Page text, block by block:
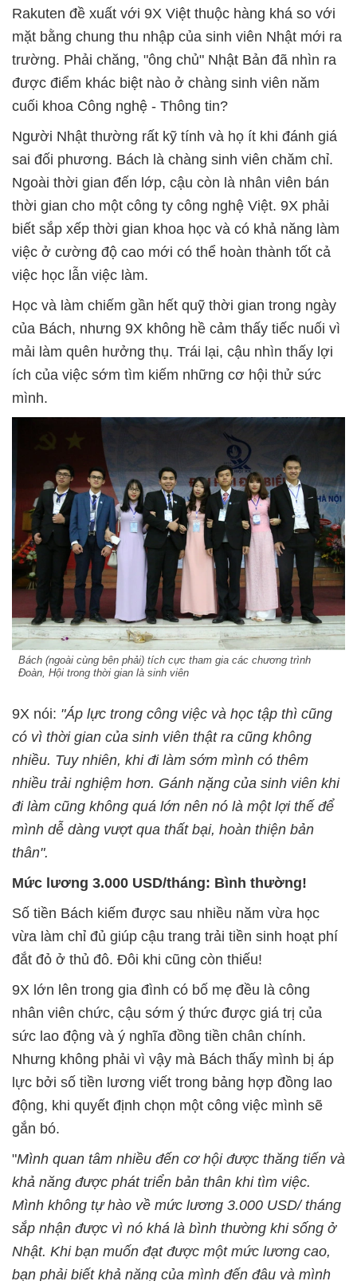
Rakuten đề xuất với 9X Việt thuộc hàng khá so với
mặt bằng chung thu nhập của sinh viên Nhật mới ra
trường. Phải chăng, "ông chủ" Nhật Bản đã nhìn ra
được điểm khác biệt nào ở chàng sinh viên năm
cuối khoa Công nghệ - Thông tin?
Người Nhật thường rất kỹ tính và họ ít khi đánh giá
sai đối phương. Bách là chàng sinh viên chăm chỉ.
Ngoài thời gian đến lớp, cậu còn là nhân viên bán
thời gian cho một công ty công nghệ Việt. 9X phải
biết sắp xếp thời gian khoa học và có khả năng làm
việc ở cường độ cao mới có thể hoàn thành tốt cả
việc học lẫn việc làm.
Học và làm chiếm gần hết quỹ thời gian trong ngày
của Bách, nhưng 9X không hề cảm thấy tiếc nuối vì
mải làm quên hưởng thụ. Trái lại, cậu nhìn thấy lợi
ích của việc sớm tìm kiếm những cơ hội thử sức
mình.
Bách (ngoài cùng bên phải) tích cực tham gia các chương trình
Đoàn, Hội trong thời gian là sinh viên
9X nói: "Áp lực trong công việc và học tập thì cũng
có vì thời gian của sinh viên thật ra cũng không
nhiều. Tuy nhiên, khi đi làm sớm mình có thêm
nhiều trải nghiệm hơn. Gánh nặng của sinh viên khi
đi làm cũng không quá lớn nên nó là một lợi thế để
mình dễ dàng vượt qua thất bại, hoàn thiện bản
thân".
Mức lương 3.000 USD/tháng: Bình thường!
Số tiền Bách kiếm được sau nhiều năm vừa học
vừa làm chỉ đủ giúp cậu trang trải tiền sinh hoạt phí
đắt đỏ ở thủ đô. Đôi khi cũng còn thiếu!
9X lớn lên trong gia đình có bố mẹ đều là công
nhân viên chức, cậu sớm ý thức được giá trị của
sức lao động và ý nghĩa đồng tiền chân chính.
Nhưng không phải vì vậy mà Bách thấy mình bị áp
lực bởi số tiền lương viết trong bảng hợp đồng lao
động, khi quyết định chọn một công việc mình sẽ
gắn bó.
"Mình quan tâm nhiều đến cơ hội được thăng tiến và
khả năng được phát triển bản thân khi tìm việc.
Mình không tự hào về mức lương 3.000 USD/ tháng
sắp nhận được vì nó khá là bình thường khi sống ở
Nhật. Khi bạn muốn đạt được một mức lương cao,
bạn phải biết khả năng của mình đến đâu và mình